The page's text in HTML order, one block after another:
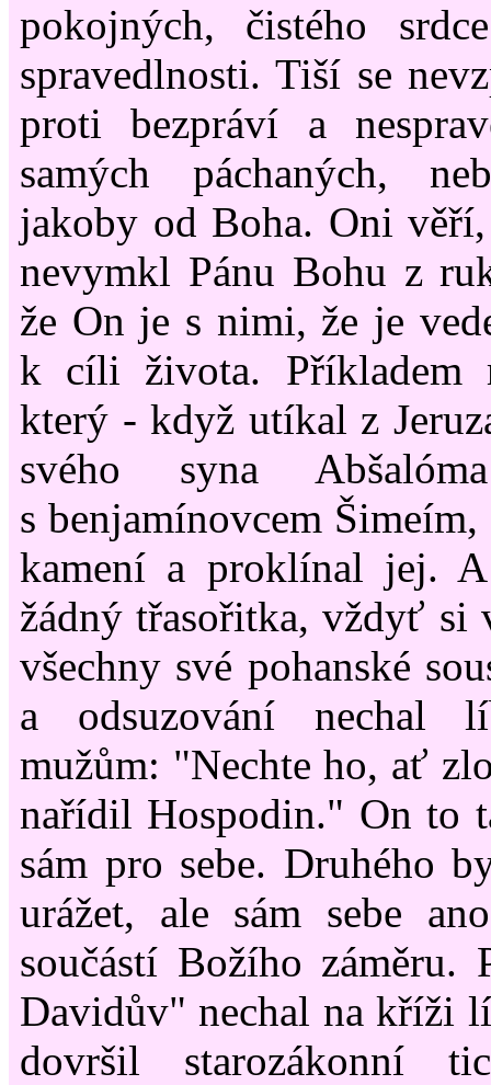
pokojných, čistého
spravedlnosti. Tiší se
proti bezpráví a
samých páchaných,
jakoby od Boha. Oni
nevymkl Pánu Bohu z
že On je s nimi, že je
k cíli života. Příkladem
který - když utíkal z
svého syna
s benjamínovcem
kamení a proklínal jej.
žádný třasořitka, vždyť si
všechny své pohanské
a odsuzování nechal
mužům: "Nechte ho, ať
nařídil Hospodin." On to
sám pro sebe. Druhého
urážet, ale sám sebe
součástí Božího záměru.
Davidův" nechal na kříži
dovršil starozákonní